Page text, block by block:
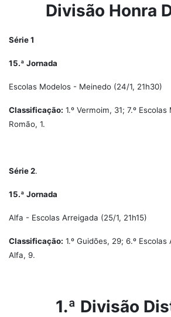
Divisão Honra
Série 1
15.ª Jornada
Escolas Modelos - Meinedo (24/1, 21h30)
Classificação: 1.º Vermoim, 31; 7.º
Romão, 1.
Série 2.
15.ª Jornada
Alfa - Escolas Arreigada (25/1, 21h15)
Classificação: 1.º Guidões, 29; 6.º Escolas
Alfa, 9.
1.ª Divisão